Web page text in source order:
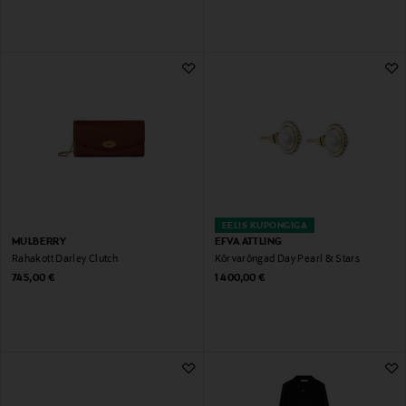
MULBERRY
Rahakott Darley Clutch
Original Price
745,00 €
EELIS KUPONGIGA
EFVA ATTLING
Kõrvarõngad Day Pearl & Stars
Original Price
1 400,00 €